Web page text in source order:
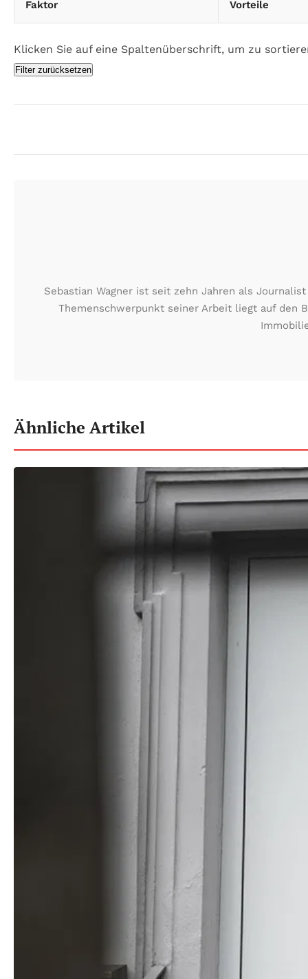
Faktor Vorteile
Klicken Sie auf eine Spaltenüberschrift, um zu
Filter zurücksetzen
Sebastian Wagner ist seit zehn Jahren als
Themenschwerpunkt seiner Arbeit liegt auf den
Ähnliche Artikel